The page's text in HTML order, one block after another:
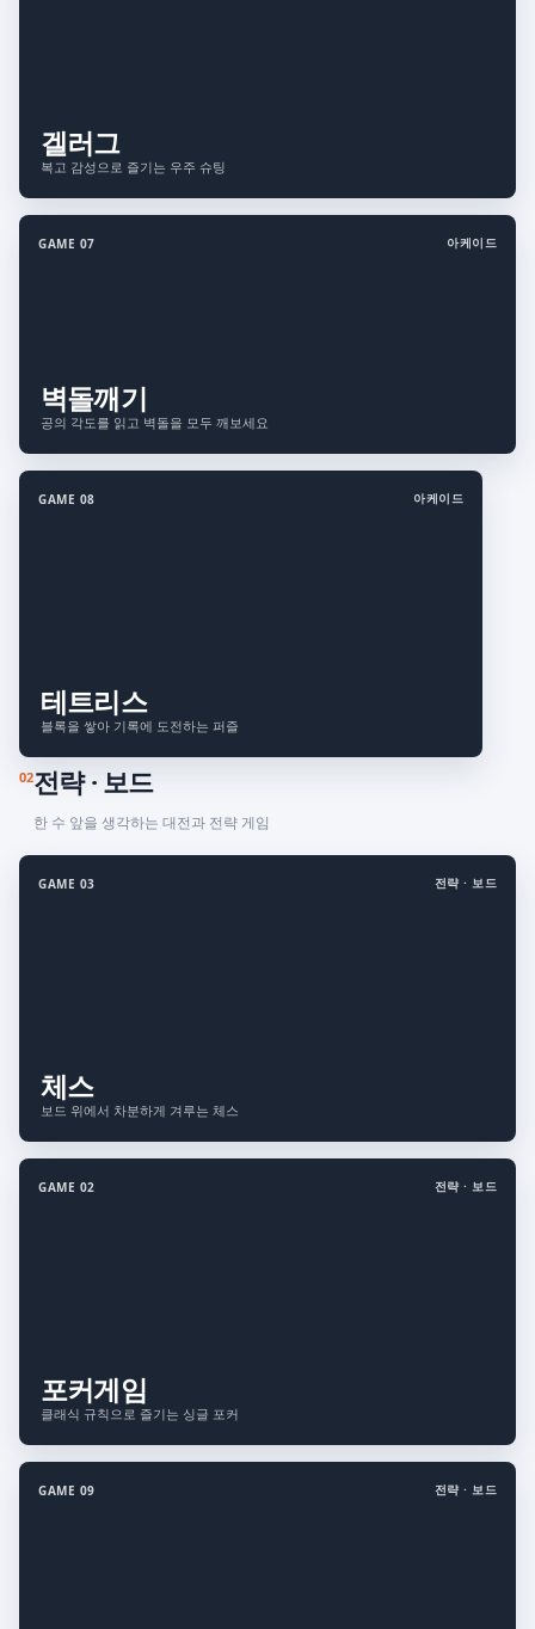
겔러그
복고 감성으로 즐기는 우주 슈팅
GAME 07 아케이드
벽돌깨기
공의 각도를 읽고 벽돌을 모두 깨보세요
GAME 08 아케이드
테트리스
블록을 쌓아 기록에 도전하는 퍼즐
02전략 · 보드
한 수 앞을 생각하는 대전과 전략 게임
GAME 03 전략 · 보드
체스
보드 위에서 차분하게 겨루는 체스
GAME 02 전략 · 보드
포커게임
클래식 규칙으로 즐기는 싱글 포커
GAME 09 전략 · 보드